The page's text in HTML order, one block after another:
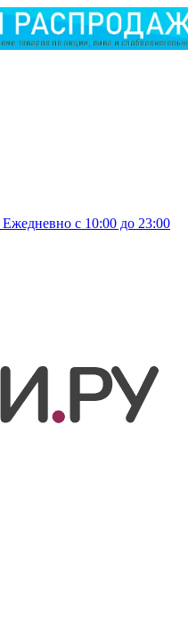
Ежедневно с 10:00 до 23:00